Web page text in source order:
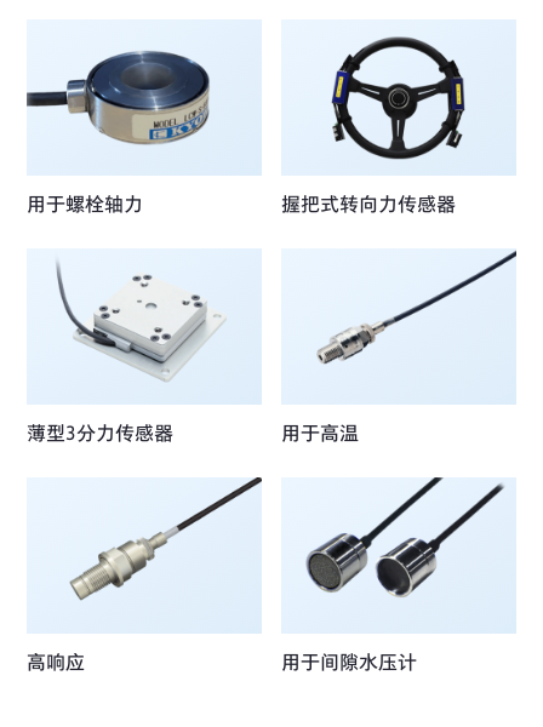
用于螺栓轴力 握把式转向力传感器
薄型3分力传感器 用于高温
高响应 用于间隙水压计